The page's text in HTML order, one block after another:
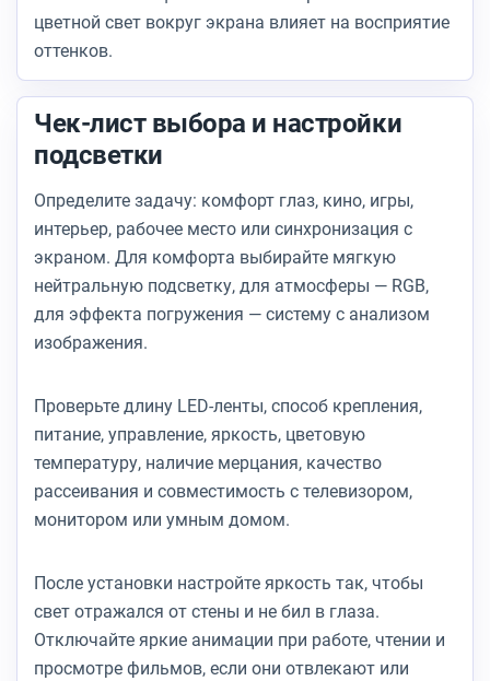
цветной свет вокруг экрана влияет на восприятие
оттенков.
Чек-лист выбора и настройки
подсветки
Определите задачу: комфорт глаз, кино, игры,
интерьер, рабочее место или синхронизация с
экраном. Для комфорта выбирайте мягкую
нейтральную подсветку, для атмосферы — RGB,
для эффекта погружения — систему с анализом
изображения.
Проверьте длину LED-ленты, способ крепления,
питание, управление, яркость, цветовую
температуру, наличие мерцания, качество
рассеивания и совместимость с телевизором,
монитором или умным домом.
После установки настройте яркость так, чтобы
свет отражался от стены и не бил в глаза.
Отключайте яркие анимации при работе, чтении и
просмотре фильмов, если они отвлекают или